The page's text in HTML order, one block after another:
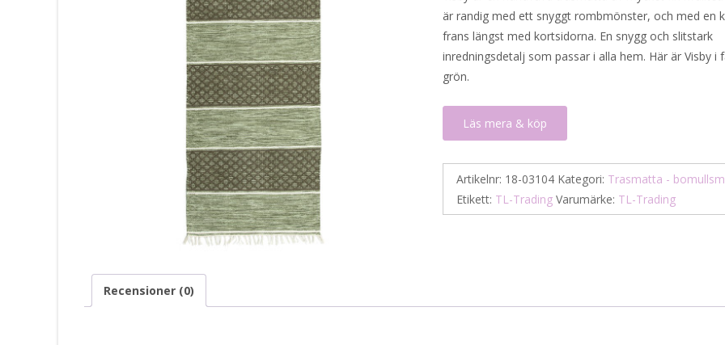
är randig med ett snyggt rombmönster, och med en
frans längst med kortsidorna. En snygg och slitstark
inredningsdetalj som passar i alla hem. Här är Visby i
grön.
Läs mera & köp
Artikelnr: 18-03104 Kategori: Trasmatta -
Etikett: TL-Trading Varumärke: TL-Trading
Recensioner (0)